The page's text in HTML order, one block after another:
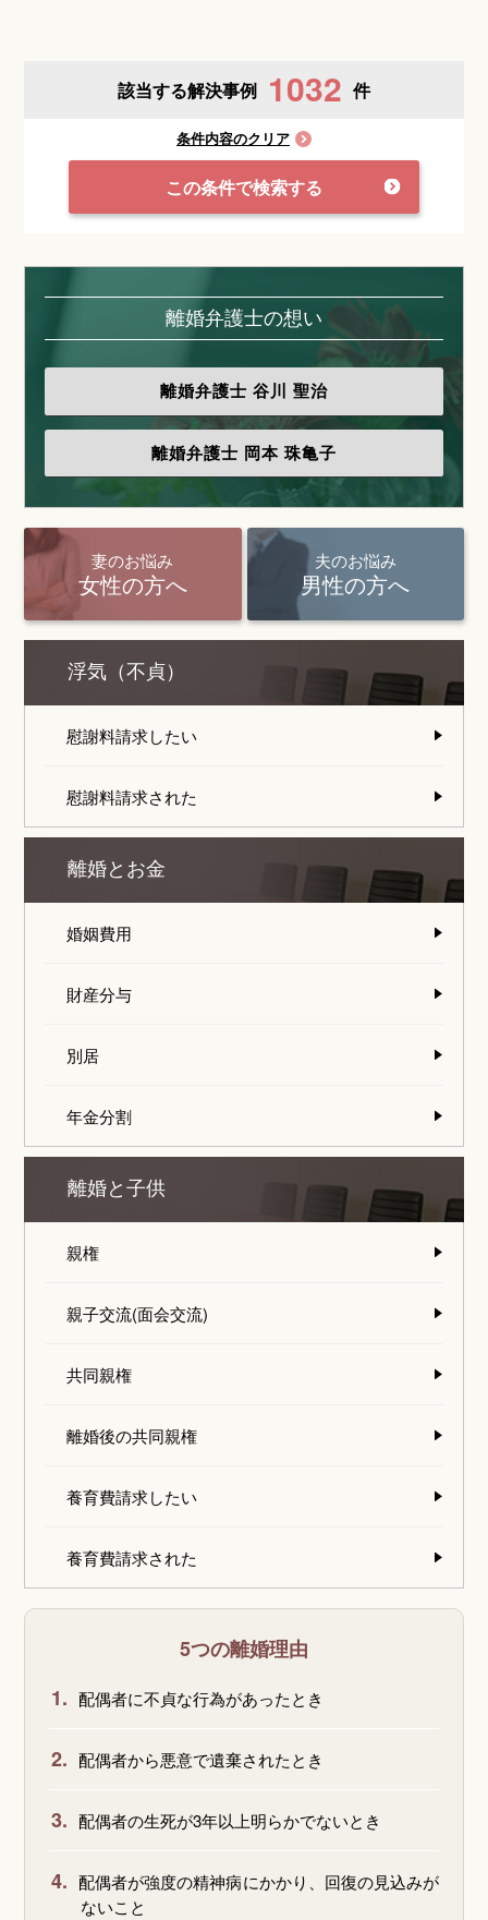
該当する解決事例 1032 件
条件内容のクリア
この条件で検索する
離婚弁護士の想い
離婚弁護士 谷川 聖治
離婚弁護士 岡本 珠亀子
妻のお悩み
女性の方へ
夫のお悩み
男性の方へ
浮気（不貞）
慰謝料請求したい
慰謝料請求された
離婚とお金
婚姻費用
財産分与
別居
年金分割
離婚と子供
親権
親子交流(面会交流)
共同親権
離婚後の共同親権
養育費請求したい
養育費請求された
5つの離婚理由
1. 配偶者に不貞な行為があったとき
2. 配偶者から悪意で遺棄されたとき
3. 配偶者の生死が3年以上明らかでないとき
4. 配偶者が強度の精神病にかかり、回復の見込みが
ないこと